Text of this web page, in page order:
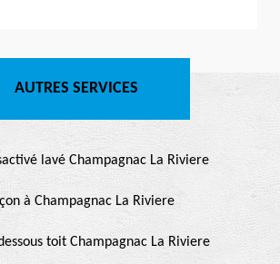
AUTRES SERVICES
lavé Champagnac La Riviere
à Champagnac La Riviere
toit Champagnac La Riviere